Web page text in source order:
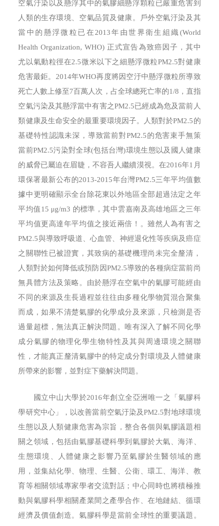
空氣汙染以及懸浮其中的氣膠細懸浮顆粒已嚴重危害到
人類的生存環境、空氣品質及健康。戶外空氣汙染及其
當中的懸浮微粒已在2013年由世界衛生組織(World
Health Organization, WHO) 正式宣告為致癌因子，其中
尤以氣動粒徑在2.5微米以下之細懸浮微粒PM2.5對健康
危害最鉅。2014年WHO再度將因空汙中懸浮微粒所導致
死亡人數上修至7百萬人次，占全球總死亡率的1/8，直指
空氣污染及其懸浮當中有害之PM2.5已經成為危及當前人
類健康及生命安全的最重要環境因子。人類對於PM2.5的
基礎特性認識未深，導致當前對PM2.5的危害束手無策
當前PM2.5污染對全球(包括台灣)環境生態以及國人健康
的威脅已屬迫在眉睫，不容吾人繼續漠視。在2016年1月
環保署最新公布的2013-2015年台灣PM2.5三年平均值數
據中更明確顯示全台除花東以外地區全部超過法定之年
平均值15 μg/m3 的標準，其中雲嘉南及高雄地區之三年
平均值更高達年平均值之接近兩倍！。雖然人為有害之
PM2.5與導致呼吸道、心血管、神經退化性等疾病及癌症
之關聯性已被證實，其致病的基礎機理尚未完全釐清，
人類對於如何降低或預防因PM2.5導致的各種病症當前尚
無具體方法及策略。由於懸浮在空氣中的氣膠可能經由
不同的來源及生長過程並往往由多種化學物質混合聚集
而成，如果不清楚氣膠的化學成分及來源，只檢測是否
過量超標，無法真正解決問題。唯有深入了解不同化學
成分氣膠的物理化學生物特性及其與周邊環境之關聯
性，才能真正釐清氣膠中的特定成分對環境及人體健康
所帶來的影響，並對症下藥解決問題。
國立中山大學於2016年創立全亞洲唯一之「氣膠科
學研究中心」，以改善當前空氣汙染及PM2.5對地球環境
生態以及人類健康危害為宗旨，整合各個與氣膠議題相
關之領域，包括由氣膠基礎科學到氣膠於大氣、海洋、
生態環境、人體健康之影響乃至氣膠於生醫領域的應
用，並集結化學、物理、生醫、公衛、環工、海洋、教
育等相關領域專家學者交流對話；中心同時也將積極推
動與氣膠科學相關產業間之產學合作、在地鏈結、循環
經濟及價值創造。氣膠科學是當前全球性的重要議題。